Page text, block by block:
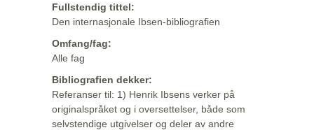
Fullstendig tittel:
Den internasjonale Ibsen-bibliografien
Omfang/fag:
Alle fag
Bibliografien dekker:
Referanser til: 1) Henrik Ibsens verker på
originalspråket og i oversettelser, både som
selvstendige utgivelser og deler av andre